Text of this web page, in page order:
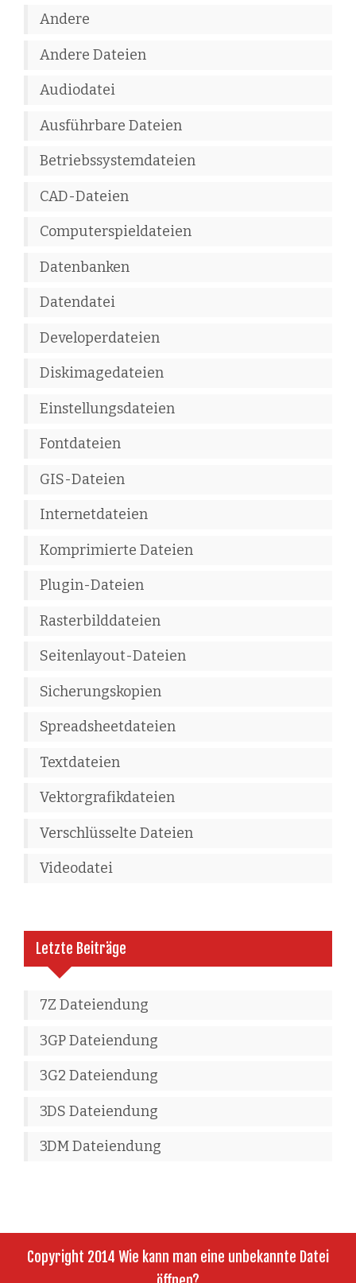
Andere
Andere Dateien
Audiodatei
Ausführbare Dateien
Betriebssystemdateien
CAD-Dateien
Computerspieldateien
Datenbanken
Datendatei
Developerdateien
Diskimagedateien
Einstellungsdateien
Fontdateien
GIS-Dateien
Internetdateien
Komprimierte Dateien
Plugin-Dateien
Rasterbilddateien
Seitenlayout-Dateien
Sicherungskopien
Spreadsheetdateien
Textdateien
Vektorgrafikdateien
Verschlüsselte Dateien
Videodatei
Letzte Beiträge
7Z Dateiendung
3GP Dateiendung
3G2 Dateiendung
3DS Dateiendung
3DM Dateiendung
Copyright 2014 Wie kann man eine unbekannte Datei